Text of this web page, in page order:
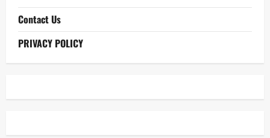
Contact Us
PRIVACY POLICY